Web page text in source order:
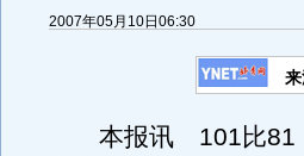
2007年05月10日06:30
本报讯 101比81，